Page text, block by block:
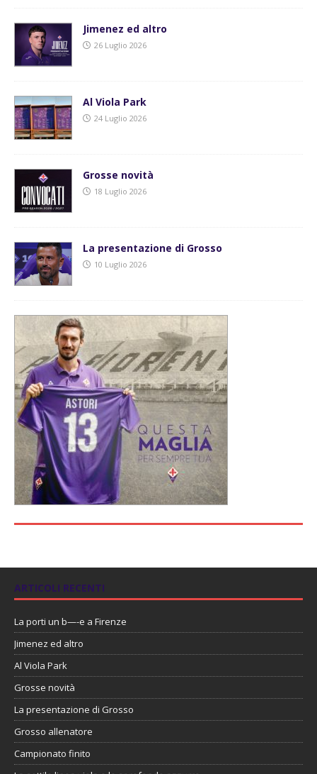
Jimenez ed altro
26 Luglio 2026
Al Viola Park
24 Luglio 2026
Grosse novità
18 Luglio 2026
La presentazione di Grosso
10 Luglio 2026
ARTICOLI RECENTI
La porti un b—-e a Firenze
Jimenez ed altro
Al Viola Park
Grosse novità
La presentazione di Grosso
Grosso allenatore
Campionato finito